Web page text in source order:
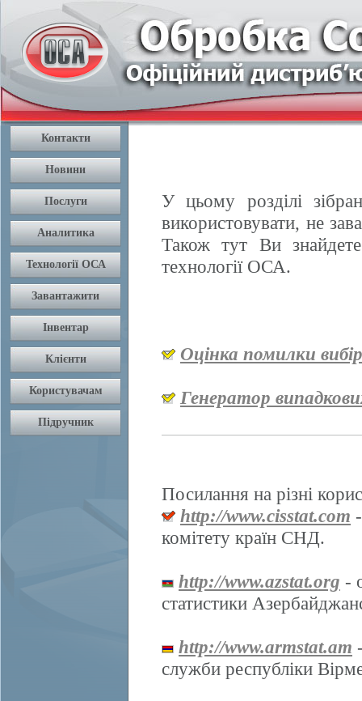
У цьому розділі
використовувати, не
Також тут Ви
технології ОСА.
Оцінка помилки
Генератор
Посилання на різні
http://www.cisstat.com
комітету країн СНД.
http://www.azstat.org -
статистики
http://www.armstat.am
служби республіки